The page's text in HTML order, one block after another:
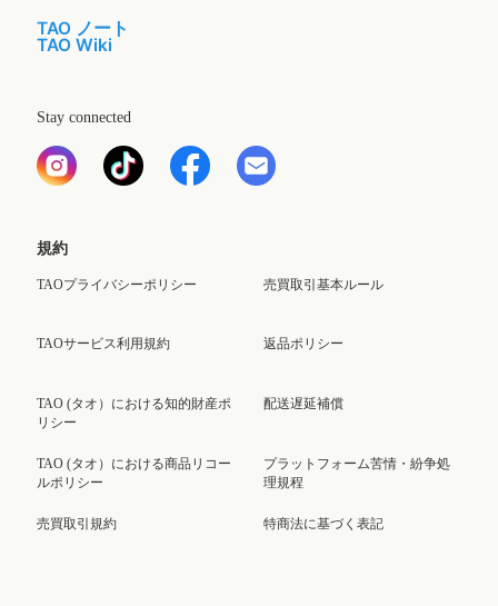
TAO ノート
TAO Wiki
Stay connected
規約
TAOプライバシーポリシー
TAOサービス利用規約
TAO (タオ）における知的財産ポ
リシー
TAO (タオ）における商品リコー
ルポリシー
売買取引規約
売買取引基本ルール
返品ポリシー
配送遅延補償
プラットフォーム苦情・紛争処
理規程
特商法に基づく表記